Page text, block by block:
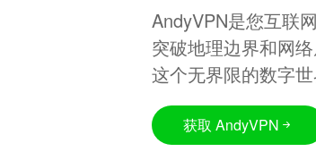
AndyVPN是您互联
突破地理边界和网
这个无界限的数字世
获取 AndyVPN